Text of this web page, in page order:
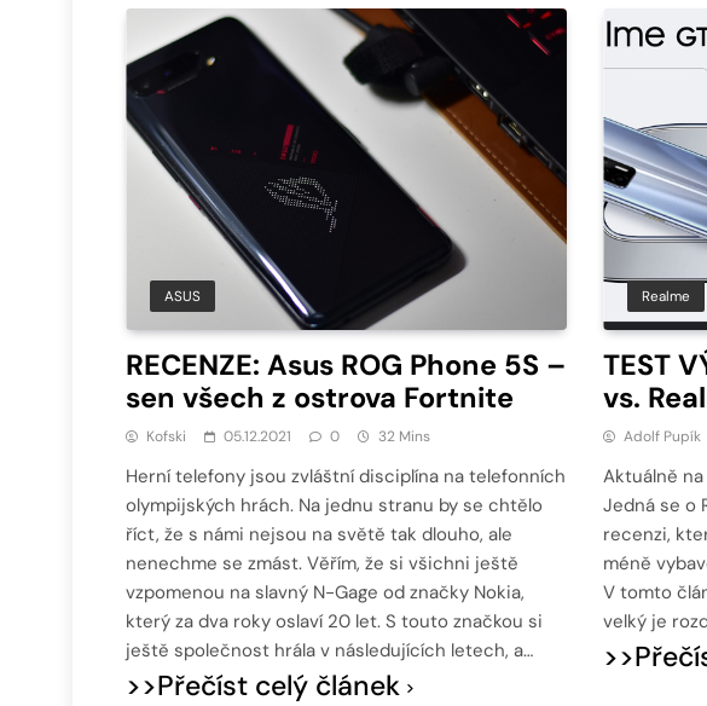
ASUS
RECENZE: Asus ROG Phone 5S –
sen všech z ostrova Fortnite
Kofski 05.12.2021 0 32 Mins
Herní telefony jsou zvláštní disciplína na telefonních
olympijských hrách. Na jednu stranu by se chtělo
říct, že s námi nejsou na světě tak dlouho, ale
nenechme se zmást. Věřím, že si všichni ještě
vzpomenou na slavný N-Gage od značky Nokia,
který za dva roky oslaví 20 let. S touto značkou si
ještě společnost hrála v následujících letech, a…
>>Přečíst celý článek
Realme
TEST
vs.
Adolf Pupík
Aktuálně
Jedná se o
recenzi,
méně
V tomto
velký je